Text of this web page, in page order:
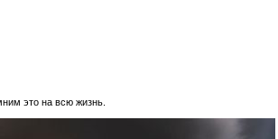
это на всю жизнь.